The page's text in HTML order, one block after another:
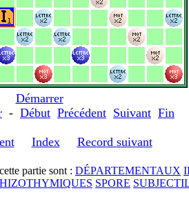
Démarrer
- Début Précédent Suivant Fin
Index Record suivant
partie sont : DÉPARTEMENTAUX
SPORE